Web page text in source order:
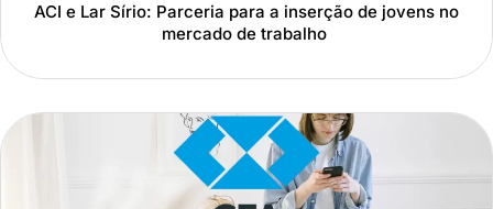
ACI e Lar Sírio: Parceria para a inserção de jovens no
mercado de trabalho